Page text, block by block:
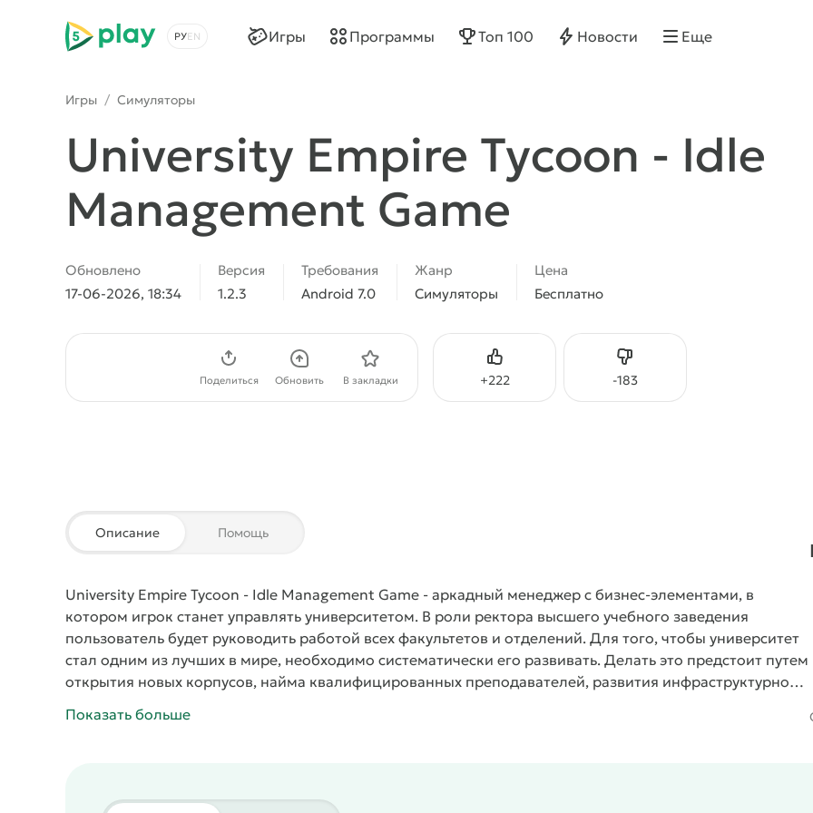
5play
Выбрать язык
Игры Программы Топ 100 Новости Еще
Игры / Симуляторы
University Empire Tycoon - Idle
Management Game
Обновлено
17-06-2026, 18:34
Версия
1.2.3
Требования
Android 7.0
Жанр
Симуляторы
Цена
Бесплатно
+222
Нравится -183
Не нравится
Поделиться Обновить В закладки
Описание Помощь
University Empire Tycoon - Idle Management Game - аркадный менеджер с бизнес-элементами, в
котором игрок станет управлять университетом. В роли ректора высшего учебного заведения
пользователь будет руководить работой всех факультетов и отделений. Для того, чтобы университет
стал одним из лучших в мире, необходимо систематически его развивать. Делать это предстоит путем
открытия новых корпусов, найма квалифицированных преподавателей, развития инфраструктурной
Показать больше